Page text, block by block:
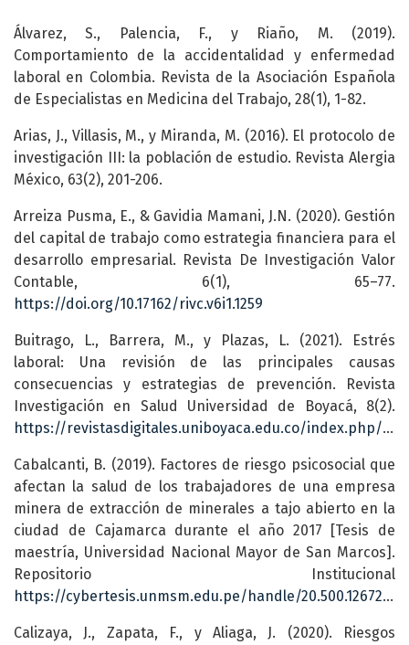
Álvarez, S., Palencia, F., y Riaño, M. (2019).
Comportamiento de la accidentalidad y enfermedad
laboral en Colombia. Revista de la Asociación Española
de Especialistas en Medicina del Trabajo, 28(1), 1-82.
Arias, J., Villasis, M., y Miranda, M. (2016). El protocolo de
investigación III: la población de estudio. Revista Alergia
México, 63(2), 201-206.
Arreiza Pusma, E., & Gavidia Mamani, J.N. (2020). Gestión
del capital de trabajo como estrategia financiera para el
desarrollo empresarial. Revista De Investigación Valor
Contable, 6(1), 65–77.
https://doi.org/10.17162/rivc.v6i1.1259
Buitrago, L., Barrera, M., y Plazas, L. (2021). Estrés
laboral: Una revisión de las principales causas
consecuencias y estrategias de prevención. Revista
Investigación en Salud Universidad de Boyacá, 8(2).
https://revistasdigitales.uniboyaca.edu.co/index.php/rs/article/view/553
Cabalcanti, B. (2019). Factores de riesgo psicosocial que
afectan la salud de los trabajadores de una empresa
minera de extracción de minerales a tajo abierto en la
ciudad de Cajamarca durante el año 2017 [Tesis de
maestría, Universidad Nacional Mayor de San Marcos].
Repositorio Institucional
https://cybertesis.unmsm.edu.pe/handle/20.500.12672/11086
Calizaya, J., Zapata, F., y Aliaga, J. (2020). Riesgos